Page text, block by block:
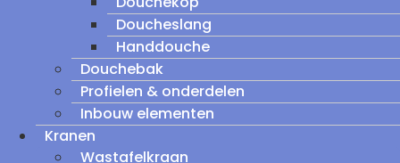
Doucheslang
Handdouche
Douchebak
Profielen & onderdelen
Inbouw elementen
Kranen
Wastafelkraan